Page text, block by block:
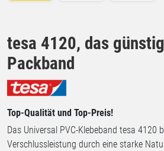
tesa 4120, das
Packband
Top-Qualität und Top-Preis!
Das Universal PVC-Klebeband tesa 4120
Verschlussleistung durch eine starke